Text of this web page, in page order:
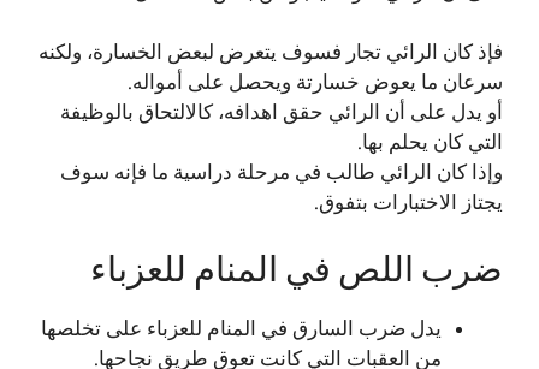
فإذ كان الرائي تجار فسوف يتعرض لبعض الخسارة، ولكنه
سرعان ما يعوض خسارتة ويحصل على أمواله.
أو يدل على أن الرائي حقق اهدافه، كالالتحاق بالوظيفة
التي كان يحلم بها.
وإذا كان الرائي طالب في مرحلة دراسية ما فإنه سوف
يجتاز الاختبارات بتفوق.
ضرب اللص في المنام للعزباء
يدل ضرب السارق في المنام للعزباء على تخلصها
من العقبات التي كانت تعوق طريق نجاحها.